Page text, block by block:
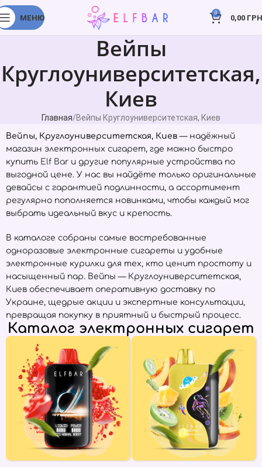
МЕНЮ
0
0,00
Вейпы
Круглоуниверситетская,
Киев
Главная Вейпы Круглоуниверситетская, Киев
Вейпы, Круглоуниверситетская, Киев — надёжный
магазин электронных сигарет, где можно быстро
купить Elf Bar и другие популярные устройства по
выгодной цене. У нас вы найдёте только оригинальные
девайсы с гарантией подлинности, а ассортимент
регулярно пополняется новинками, чтобы каждый мог
выбрать идеальный вкус и крепость.
В каталоге собраны самые востребованные
одноразовые электронные сигареты и удобные
электронные курилки для тех, кто ценит простоту и
насыщенный пар. Вейпы — Круглоуниверситетская,
Киев обеспечивает оперативную доставку по
Украине, щедрые акции и экспертные консультации,
превращая покупку в приятный и быстрый процесс.
Каталог электронных сигарет